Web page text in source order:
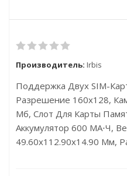
Производитель: Irbis
Поддержка Двух SIM-
Разрешение 160x128,
Мб, Слот Для Карты
Аккумулятор 600 МА⋅ч,
49.60x112.90x14.90 Мм,